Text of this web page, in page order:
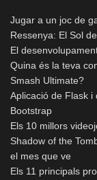
Jugar a un joc de
Ressenya: El Sol
El
Quina és la teva
Smash Ultimate?
Aplicació de Flask i
Bootstrap
Els 10 millors
Shadow of the
el mes que ve
Els 11 principals